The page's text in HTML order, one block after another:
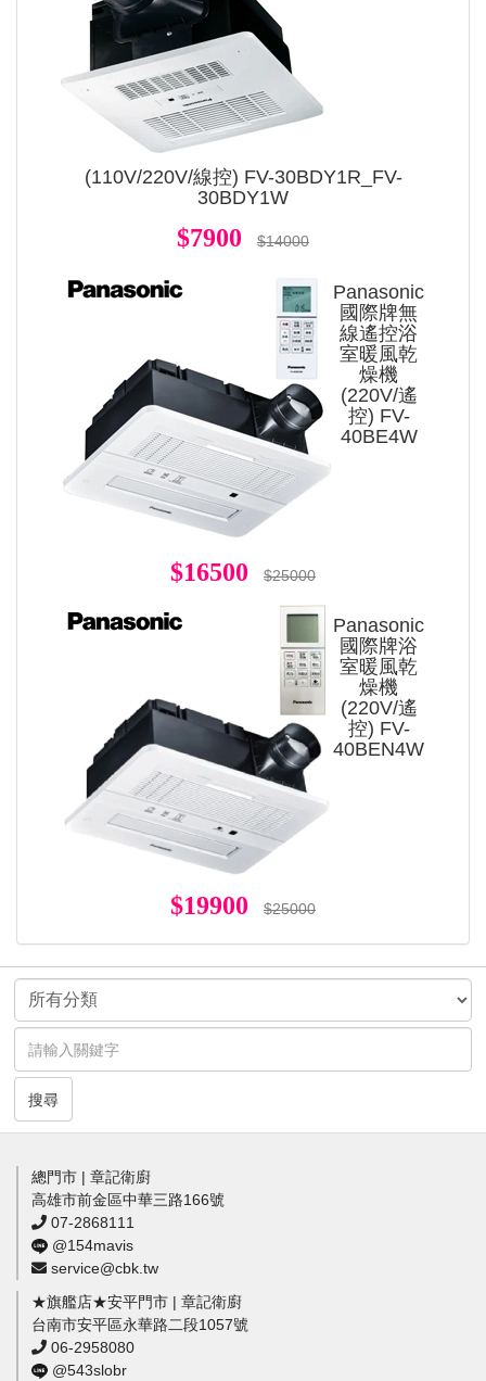
(110V/220V/線控) FV-30BDY1R_FV-
30BDY1W
$7900 $14000
Panasonic
國際牌無
線遙控浴
室暖風乾
燥機
(220V/遙
控) FV-
40BE4W
$16500 $25000
Panasonic
國際牌浴
室暖風乾
燥機
(220V/遙
控) FV-
40BEN4W
$19900 $25000
搜尋
總門市 | 章記衛廚
高雄市前金區中華三路166號
07-2868111
@154mavis
service@cbk.tw
★旗艦店★安平門市 | 章記衛廚
台南市安平區永華路二段1057號
06-2958080
@543slobr